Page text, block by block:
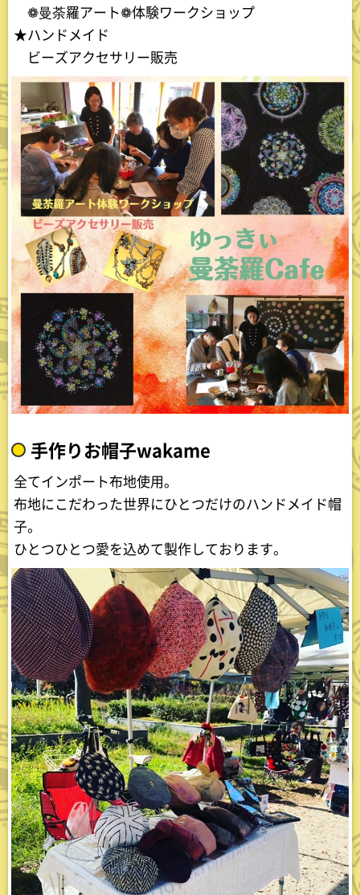
❁曼荼羅アート❁体験ワークショップ
★ハンドメイド
ビーズアクセサリー販売
手作りお帽子wakame
全てインポート布地使用。
布地にこだわった世界にひとつだけのハンドメイド帽
子。
ひとつひとつ愛を込めて製作しております。